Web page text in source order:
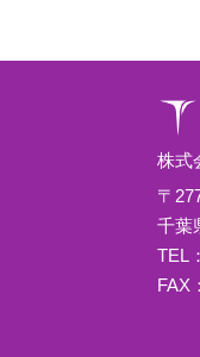
株式
〒
千葉
TEL
FAX